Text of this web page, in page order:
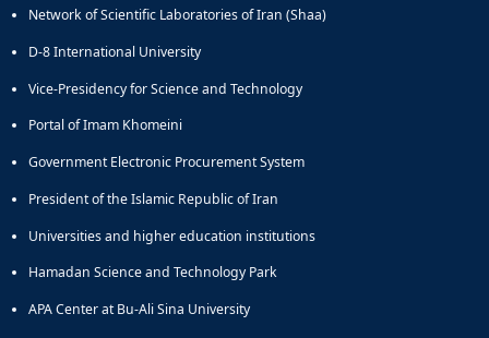
Network of Scientific Laboratories of Iran (Shaa)
D-8 International University
Vice-Presidency for Science and Technology
Portal of Imam Khomeini
Government Electronic Procurement System
President of the Islamic Republic of Iran
Universities and higher education institutions
Hamadan Science and Technology Park
APA Center at Bu-Ali Sina University